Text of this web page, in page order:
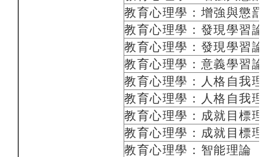
教育心理學：增強與懲
教育心理學：發現學習
教育心理學：發現學習
教育心理學：意義學習
教育心理學：人格自我
教育心理學：人格自我
教育心理學：成就目標
教育心理學：成就目標
教育心理學：智能理論